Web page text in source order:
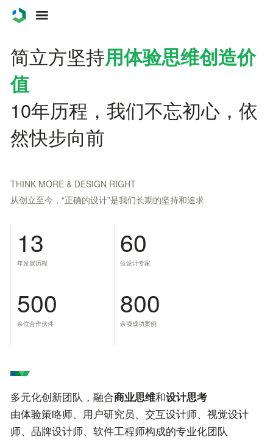
关于
联系
简立方坚持用体验思维创造价
值
10年历程，我们不忘初心，依
然快步向前
THINK MORE & DESIGN RIGHT
从创立至今，“正确的设计”是我们长期的坚持和追求
13
年发展历程
60
位设计专家
500
余位合作伙伴
800
余项成功案例
多元化创新团队，融合商业思维和设计思考
由体验策略师、用户研究员、交互设计师、视觉设计
师、品牌设计师、软件工程师构成的专业化团队